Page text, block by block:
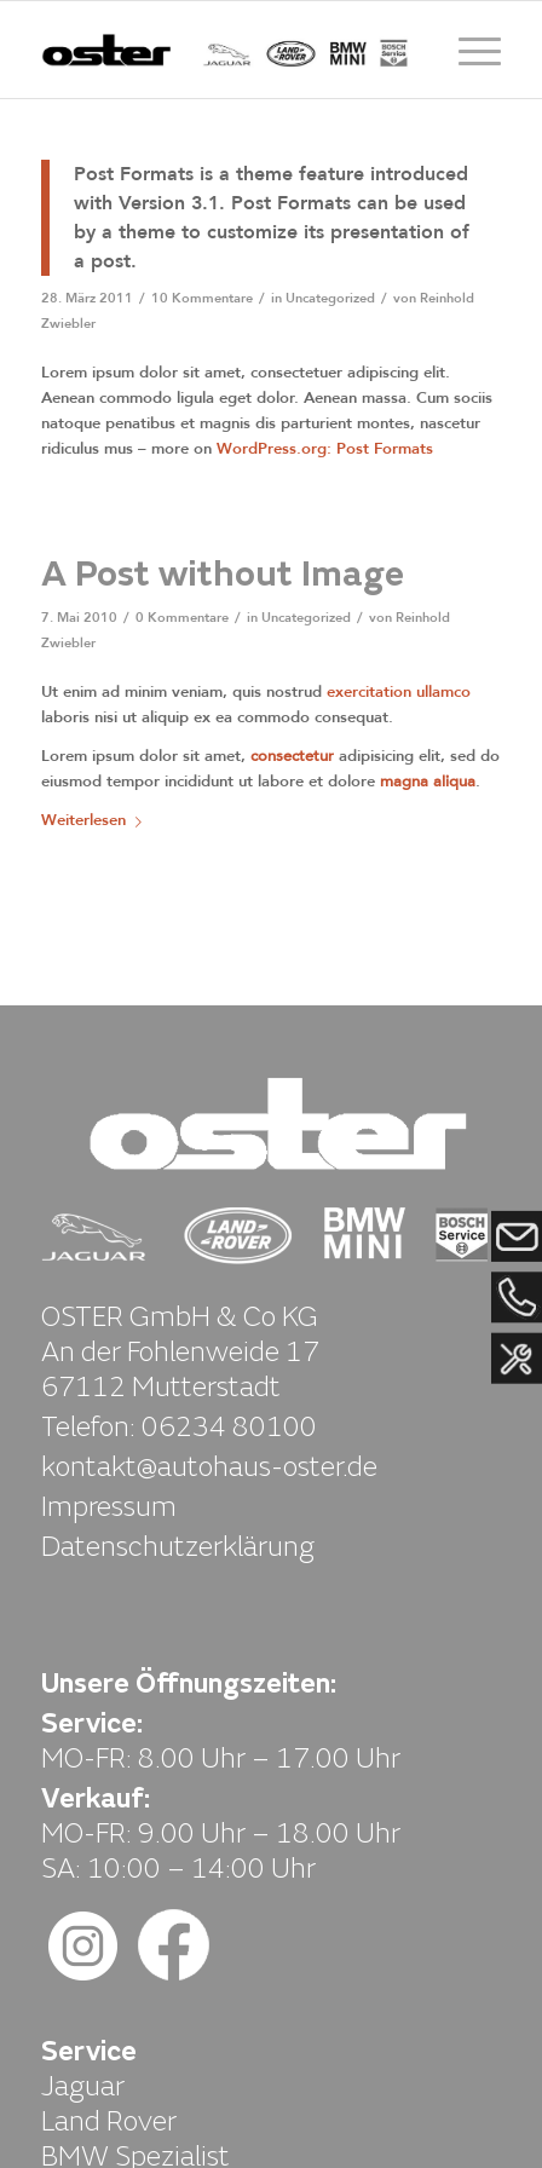
Post Formats is a theme feature introduced
with Version 3.1. Post Formats can be used
by a theme to customize its presentation of
a post.
28. März 2011 / 10 Kommentare / in Uncategorized / von Reinhold
Zwiebler
Lorem ipsum dolor sit amet, consectetuer adipiscing elit.
Aenean commodo ligula eget dolor. Aenean massa. Cum sociis
natoque penatibus et magnis dis parturient montes, nascetur
ridiculus mus – more on WordPress.org: Post Formats
A Post without Image
7. Mai 2010 / 0 Kommentare / in Uncategorized / von Reinhold
Zwiebler
Ut enim ad minim veniam, quis nostrud exercitation ullamco
laboris nisi ut aliquip ex ea commodo consequat.
Lorem ipsum dolor sit amet, consecteturadipisicing elit, sed do
eiusmod tempor incididunt ut labore et dolore magna aliqua.
Weiterlesen
OSTER GmbH & Co KG
An der Fohlenweide 17
67112 Mutterstadt
Telefon: 06234 80100
kontakt@autohaus-oster.de
Impressum
Datenschutzerklärung
Unsere Öffnungszeiten:
Service:
MO-FR: 8.00 Uhr – 17.00 Uhr
Verkauf:
MO-FR: 9.00 Uhr – 18.00 Uhr
SA: 10:00 – 14:00 Uhr
Service
Jaguar
Land Rover
BMW Spezialist